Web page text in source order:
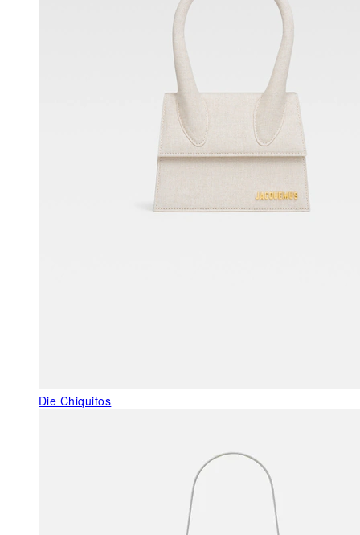
Die Chiquitos